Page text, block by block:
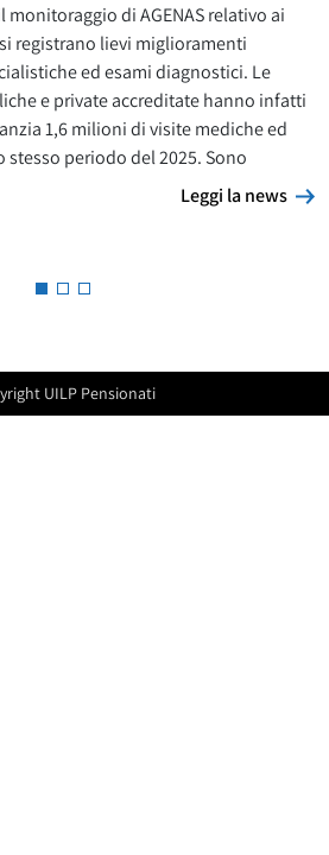
monitoraggio di AGENAS relativo ai
registrano lievi miglioramenti
ed esami diagnostici. Le
e private accreditate hanno infatti
1,6 milioni di visite mediche ed
periodo del 2025. Sono
Leggi la news
UILP Pensionati